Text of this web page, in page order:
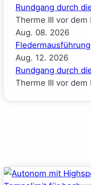
Rundgang durch
Therme III vor dem
Aug. 08. 2026
Fledermausführung
Aug. 12. 2026
Rundgang durch
Therme III vor dem